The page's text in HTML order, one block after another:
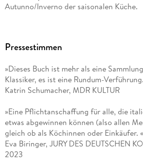
Autunno/Inverno der saisonalen Küche.
Splendido Magazin gegründet. Seitdem
und Konsumkultur. 2022 erschien bei
Kochbuch Splendido. Italienisch kochen
und viel Gefühl .
Pressestimmen
»Dieses Buch ist mehr als eine
Klassiker, es ist eine Rundum-
Katrin Schumacher, MDR KULTUR
»Eine Pflichtanschaffung für alle, die
etwas abgewinnen können (also allen
gleich ob als Köchinnen oder Einkäufer. «
Eva Biringer, JURY DES DEUTSCHEN
2023